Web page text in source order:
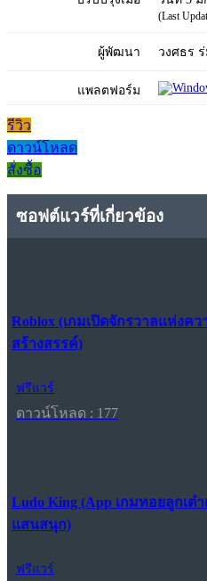
(Last
ผู้พัฒนา วงศธร
แพลตฟอร์ม
รีวิว
ดาวน์โหลด
สั่งซื้อ
ซอฟต์แวร์ที่เกี่ยวข้อง
Roblox (เกมเปิดจักรวาลแห่งค
สร้างสรรค์)
ฟรีแวร์
ดาวน์โหลด : 177
Ludo King (App เกมทอยลูกเ
แสนสนุก)
ฟรีแวร์